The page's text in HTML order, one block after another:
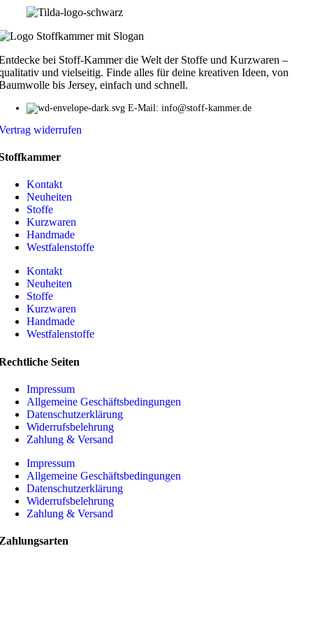
bei Stoff-Kammer die Welt der Stoffe und Kurzwaren –
und vielseitig. Finde alles für deine kreativen Ideen, von
bis Jersey, einfach und schnell.
E-Mail: info@stoff-kammer.de
widerrufen
Kontakt
Neuheiten
Stoffe
Kurzwaren
Handmade
Westfalenstoffe
Kontakt
Neuheiten
Stoffe
Kurzwaren
Handmade
Westfalenstoffe
Seiten
Impressum
Allgemeine Geschäftsbedingungen
Datenschutzerklärung
Widerrufsbelehrung
Zahlung & Versand
Impressum
Allgemeine Geschäftsbedingungen
Datenschutzerklärung
Widerrufsbelehrung
Zahlung & Versand